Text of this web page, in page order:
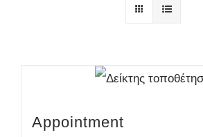
Appointment